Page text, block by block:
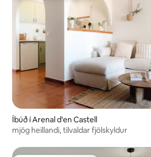
Íbúð í Arenal d'en Castell
mjög heillandi, tilvaldar fjölskyldur